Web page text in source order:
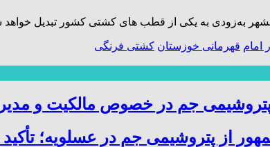
به‌زودی به یکی از قطب‌ های کشتی کشور تبدیل
امام قهرمانی خوزستان کشتی فرنگی
جم در خصوص مالکیت و
از پتروشیمی جم در عسلویه؛